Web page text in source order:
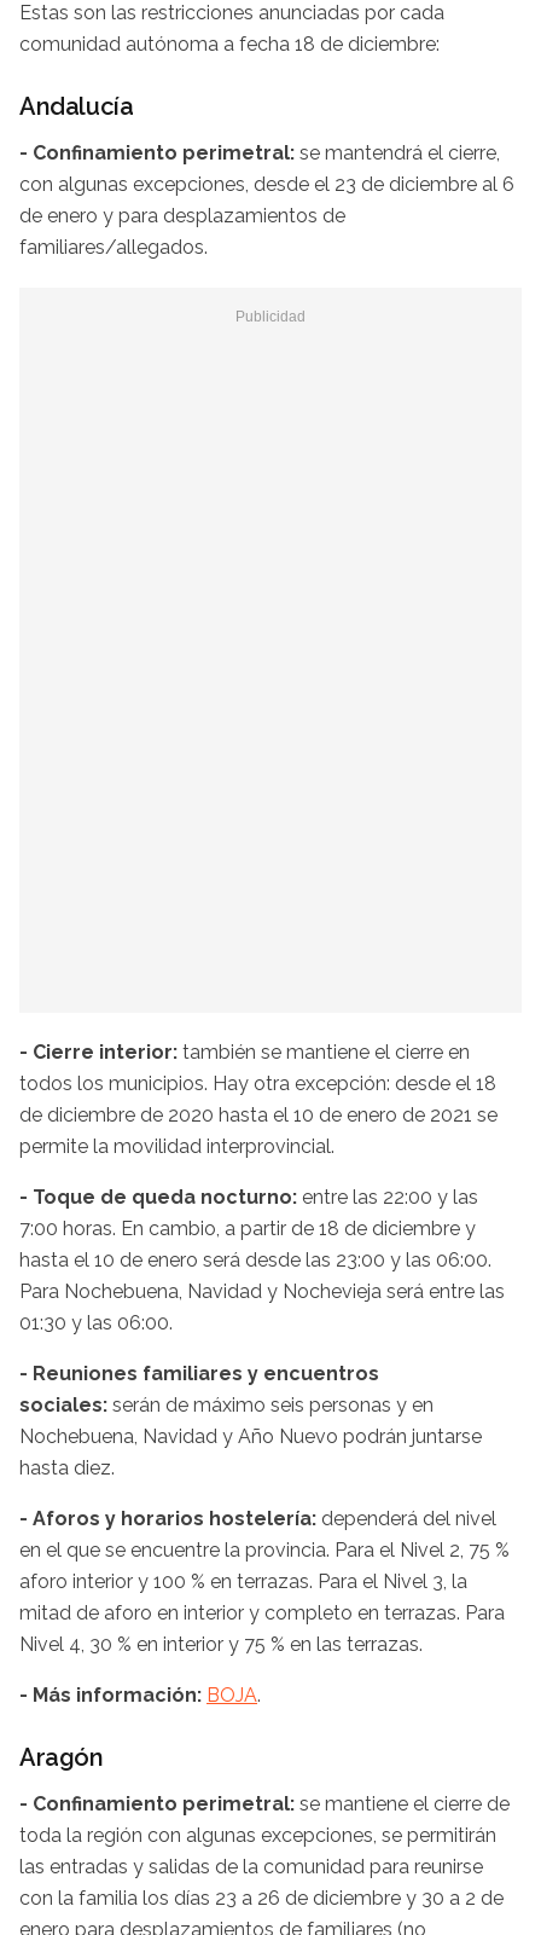
Estas son las restricciones anunciadas por cada
comunidad autónoma a fecha 18 de diciembre:
Andalucía
- Confinamiento perimetral: se mantendrá el cierre,
con algunas excepciones, desde el 23 de diciembre al 6
de enero y para desplazamientos de
familiares/allegados.
- Cierre interior: también se mantiene el cierre en
todos los municipios. Hay otra excepción: desde el 18
de diciembre de 2020 hasta el 10 de enero de 2021 se
permite la movilidad interprovincial.
- Toque de queda nocturno: entre las 22:00 y las
7:00 horas. En cambio, a partir de 18 de diciembre y
hasta el 10 de enero será desde las 23:00 y las 06:00.
Para Nochebuena, Navidad y Nochevieja será entre las
01:30 y las 06:00.
- Reuniones familiares y encuentros
sociales: serán de máximo seis personas y en
Nochebuena, Navidad y Año Nuevo podrán juntarse
hasta diez.
- Aforos y horarios hostelería: dependerá del nivel
en el que se encuentre la provincia. Para el Nivel 2, 75 %
aforo interior y 100 % en terrazas. Para el Nivel 3, la
mitad de aforo en interior y completo en terrazas. Para
Nivel 4, 30 % en interior y 75 % en las terrazas.
- Más información: BOJA.
Aragón
- Confinamiento perimetral: se mantiene el cierre de
toda la región con algunas excepciones, se permitirán
las entradas y salidas de la comunidad para reunirse
con la familia los días 23 a 26 de diciembre y 30 a 2 de
enero para desplazamientos de familiares (no